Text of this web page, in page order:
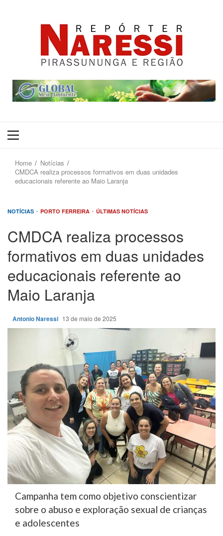
Primary
Home
Notícias
CMDCA realiza processos formativos em duas unidades
educacionais referente ao Maio Laranja
NOTÍCIAS PORTO FERREIRA ÚLTIMAS NOTÍCIAS
CMDCA realiza processos
formativos em duas unidades
educacionais referente ao
Maio Laranja
Antonio Naressi 13 de maio de 2025
Campanha tem como objetivo conscientizar
sobre o abuso e exploração sexual de crianças
e adolescentes